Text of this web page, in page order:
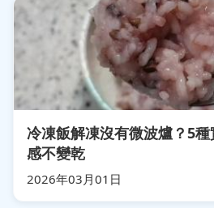
冷凍飯解凍沒有微波爐？5
感不變乾
2026年03月01日